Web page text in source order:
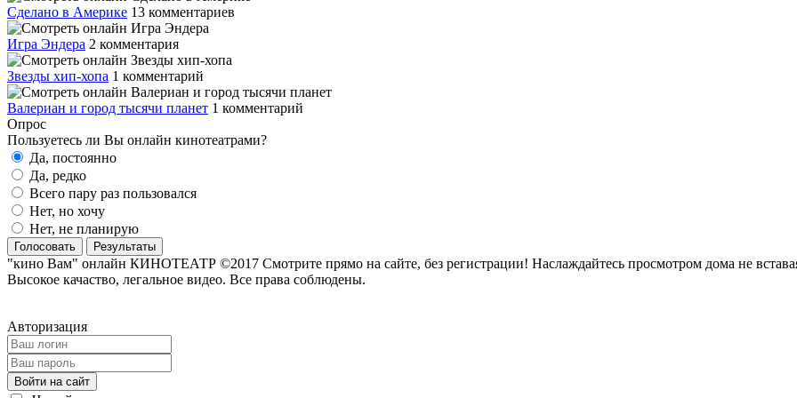
Сделано в Америке 13 комментариев
Игра Эндера 2 комментария
Звезды хип-хопа 1 комментарий
Валериан и город тысячи планет 1 комментарий
Опрос
Пользуетесь ли Вы онлайн кинотеатрами?
Да, постоянно
Да, редко
Всего пару раз пользовался
Нет, но хочу
Нет, не планирую
Голосовать Результаты
"кино Вам" онлайн КИНОТЕАТР ©2017 Смотрите прямо на сайте, без регистрации! Наслаждайтесь просмотром дома не
Высокое качаство, легальное видео. Все права соблюдены.
Авторизация
Войти на сайт